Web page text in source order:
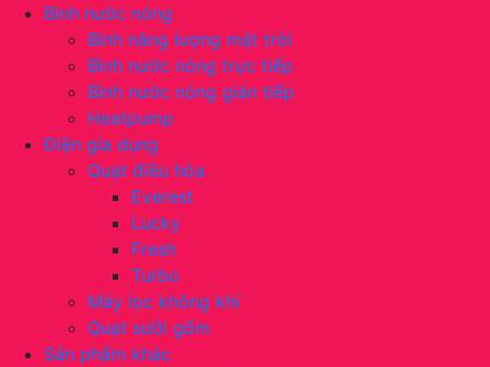
Bình nước nóng
Bình năng lượng mặt trời
Bình nước nóng trực tiếp
Bình nước nóng gián tiếp
Heatpump
Điện gia dụng
Quạt điều hòa
Everest
Lucky
Fresh
Turbo
Máy lọc không khí
Quạt sưởi gốm
Sản phẩm khác